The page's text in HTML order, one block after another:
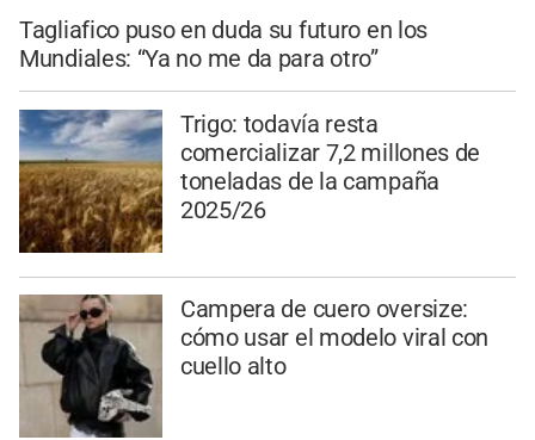
Tagliafico puso en duda su futuro en los
Mundiales: “Ya no me da para otro”
Trigo: todavía resta
comercializar 7,2 millones de
toneladas de la campaña
2025/26
Campera de cuero oversize:
cómo usar el modelo viral con
cuello alto